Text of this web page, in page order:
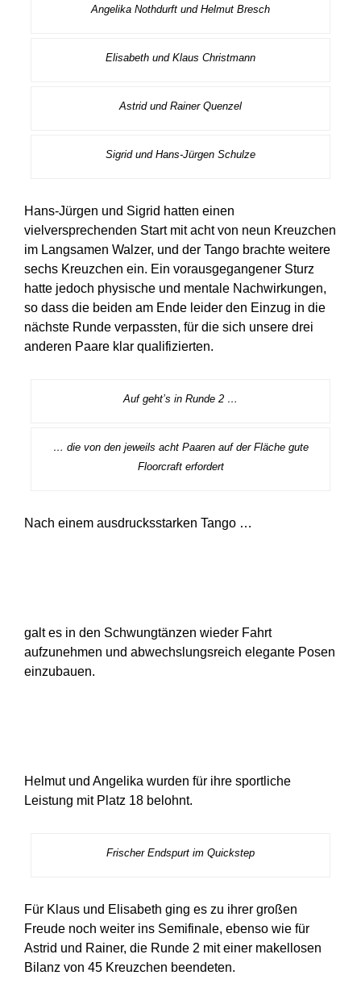
Angelika Nothdurft und Helmut Bresch
Elisabeth und Klaus Christmann
Astrid und Rainer Quenzel
Sigrid und Hans-Jürgen Schulze
Hans-Jürgen und Sigrid hatten einen
vielversprechenden Start mit acht von neun Kreuzchen
im Langsamen Walzer, und der Tango brachte weitere
sechs Kreuzchen ein. Ein vorausgegangener Sturz
hatte jedoch physische und mentale Nachwirkungen,
so dass die beiden am Ende leider den Einzug in die
nächste Runde verpassten, für die sich unsere drei
anderen Paare klar qualifizierten.
Auf geht’s in Runde 2 …
… die von den jeweils acht Paaren auf der Fläche gute
Floorcraft erfordert
Nach einem ausdrucksstarken Tango …
galt es in den Schwungtänzen wieder Fahrt
aufzunehmen und abwechslungsreich elegante Posen
einzubauen.
Helmut und Angelika wurden für ihre sportliche
Leistung mit Platz 18 belohnt.
Frischer Endspurt im Quickstep
Für Klaus und Elisabeth ging es zu ihrer großen
Freude noch weiter ins Semifinale, ebenso wie für
Astrid und Rainer, die Runde 2 mit einer makellosen
Bilanz von 45 Kreuzchen beendeten.